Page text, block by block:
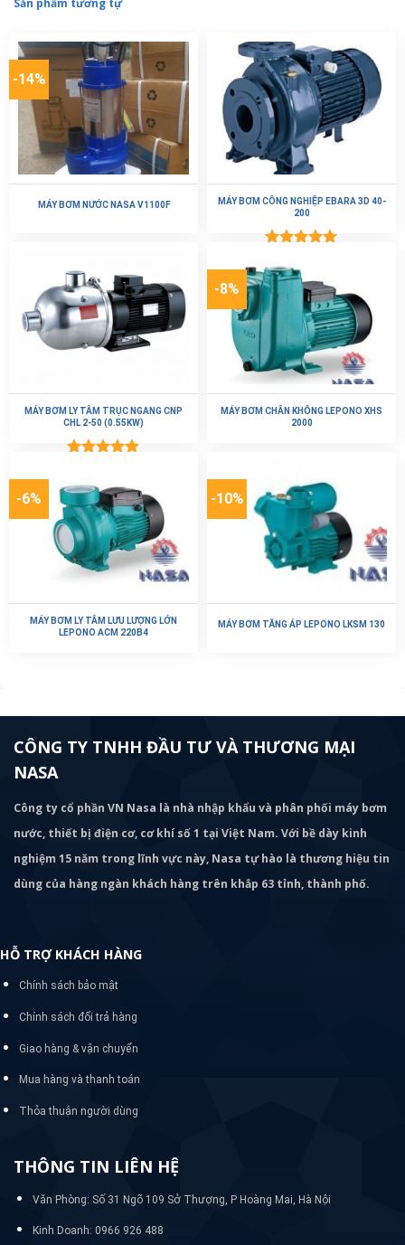
-14%
MÁY BƠM NƯỚC NASA V1100F
MÁY BƠM CÔNG NGHIỆP EBARA 3D 40-
200
hạng5.00
5 sao
MÁY BƠM LY TÂM TRỤC NGANG CNP
CHL 2-50 (0.55KW)
hạng
5 sao
-8%
MÁY BƠM CHÂN KHÔNG LEPONO XHS
2000
-6%
MÁY BƠM LY TÂM LƯU LƯỢNG LỚN
LEPONO ACM 220B4
-10%
MÁY BƠM TĂNG ÁP LEPONO LKSM 130
CÔNG TY TNHH ĐẦU TƯ VÀ THƯƠNG MẠI
NASA
Công ty cổ phần VN Nasa là nhà nhập khẩu và phân phối máy bơm
nước, thiết bị điện cơ, cơ khí số 1 tại Việt Nam. Với bề dày kinh
nghiệm 15 năm trong lĩnh vực này, Nasa tự hào là thương hiệu tin
dùng của hàng ngàn khách hàng trên khắp 63 tỉnh, thành phố.
HỖ TRỢ KHÁCH HÀNG
Chính sách bảo mật
Chính sách đổi trả hàng
Giao hàng & vận chuyển
Mua hàng và thanh toán
Thỏa thuận người dùng
THÔNG TIN LIÊN HỆ
Văn Phòng: Số 31 Ngõ 109 Sở Thượng, P Hoàng Mai, Hà Nội
Kinh Doanh: 0966 926 488